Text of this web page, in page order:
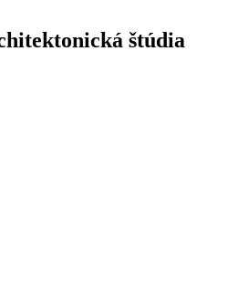
štúdia